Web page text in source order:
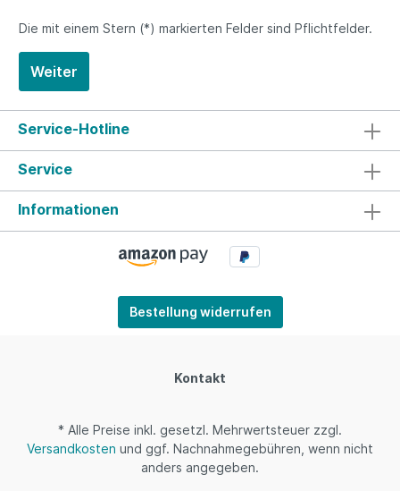
Die mit einem Stern (*) markierten Felder sind Pflichtfelder.
Weiter
Service-Hotline
Service
Informationen
Bestellung widerrufen
Kontakt
* Alle Preise inkl. gesetzl. Mehrwertsteuer zzgl.
Versandkosten und ggf. Nachnahmegebühren, wenn nicht
anders angegeben.